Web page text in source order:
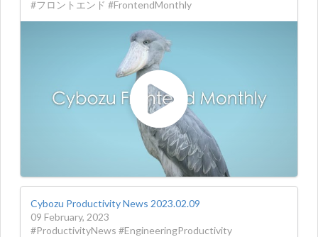
#フロントエンド #FrontendMonthly
Cybozu Productivity News 2023.02.09
09 February, 2023
#ProductivityNews #EngineeringProductivity